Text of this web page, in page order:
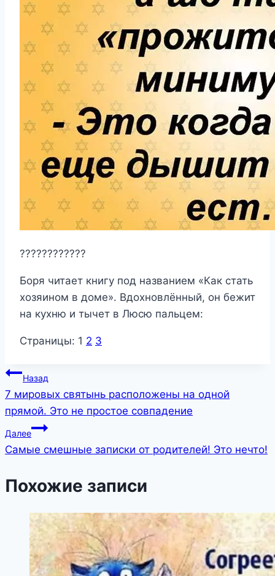
????????????
Боря читает книгу под названием «Как стать
хозяином в доме». Вдохновлённый, он бежит
на кухню и тычет в Люсю пальцем:
Страницы: 1 2 3
Навигация
по
записям
Назад
7 мировых святынь расположены на одной
прямой. Это не простое совпадение
Далее
Самые смешные записки от родителей! Это нечто!
Похожие записи